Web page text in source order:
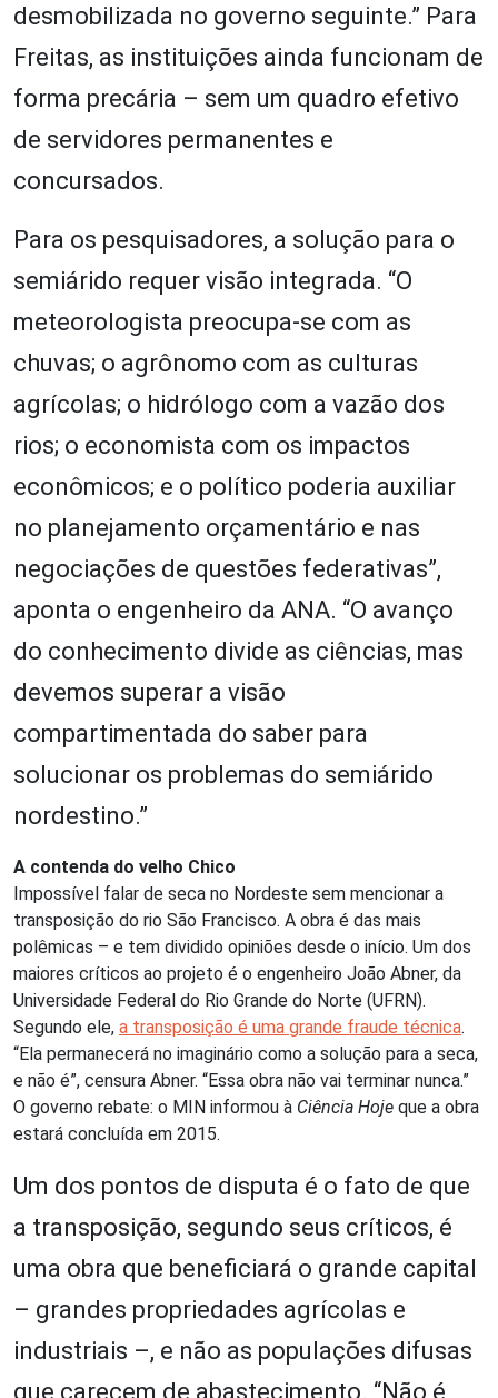
desmobilizada no governo seguinte.” Para
Freitas, as instituições ainda funcionam de
forma precária – sem um quadro efetivo
de servidores permanentes e
concursados.
Para os pesquisadores, a solução para o
semiárido requer visão integrada. “O
meteorologista preocupa-se com as
chuvas; o agrônomo com as culturas
agrícolas; o hidrólogo com a vazão dos
rios; o economista com os impactos
econômicos; e o político poderia auxiliar
no planejamento orçamentário e nas
negociações de questões federativas”,
aponta o engenheiro da ANA. “O avanço
do conhecimento divide as ciências, mas
devemos superar a visão
compartimentada do saber para
solucionar os problemas do semiárido
nordestino.”
A contenda do velho Chico
Impossível falar de seca no Nordeste sem mencionar a
transposição do rio São Francisco. A obra é das mais
polêmicas – e tem dividido opiniões desde o início. Um dos
maiores críticos ao projeto é o engenheiro João Abner, da
Universidade Federal do Rio Grande do Norte (UFRN).
Segundo ele, a transposição é uma grande fraude técnica.
“Ela permanecerá no imaginário como a solução para a seca,
e não é”, censura Abner. “Essa obra não vai terminar nunca.”
O governo rebate: o MIN informou à Ciência Hoje que a obra
estará concluída em 2015.
Um dos pontos de disputa é o fato de que
a transposição, segundo seus críticos, é
uma obra que beneficiará o grande capital
– grandes propriedades agrícolas e
industriais –, e não as populações difusas
que carecem de abastecimento. “Não é